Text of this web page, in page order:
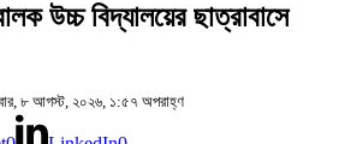
উচ্চ বিদ্যালয়ের ছাত্রাবাসে
৮ আগস্ট, ২০২৬, ১:৫৭ অপরাহ্ণ